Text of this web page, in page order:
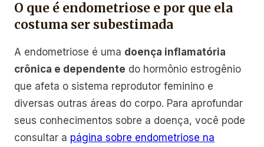
O que é endometriose e por que ela
costuma ser subestimada
A endometriose é uma doença inflamatória
crônica e dependente do hormônio estrogênio
que afeta o sistema reprodutor feminino e
diversas outras áreas do corpo. Para aprofundar
seus conhecimentos sobre a doença, você pode
consultar a página sobre endometriose na